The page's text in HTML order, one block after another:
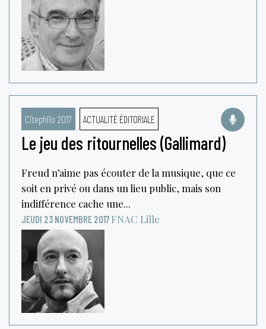
Citephilo 2017 ACTUALITÉ ÉDITORIALE
Le jeu des ritournelles (Gallimard)
Freud n’aime pas écouter de la musique, que ce
soit en privé ou dans un lieu public, mais son
indifférence cache une...
JEUDI 23 NOVEMBRE 2017 FNAC Lille